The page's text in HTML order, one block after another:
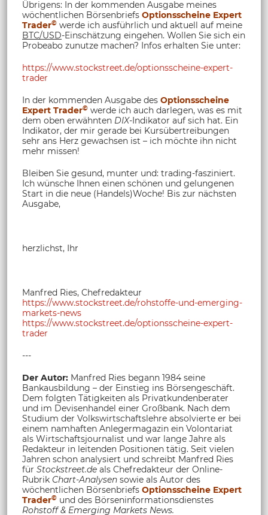
Übrigens: In der kommenden Ausgabe meines
wöchentlichen Börsenbriefs Optionsscheine Expert
Trader© werde ich ausführlich und aktuell auf meine
BTC/USD-Einschätzung eingehen. Wollen Sie sich ein
Probeabo zunutze machen? Infos erhalten Sie unter:
https://www.stockstreet.de/optionsscheine-expert-
trader
In der kommenden Ausgabe des Optionsscheine
Expert Trader© werde ich auch darlegen, was es mit
dem oben erwähnten DIX-Indikator auf sich hat. Ein
Indikator, der mir gerade bei Kursübertreibungen
sehr ans Herz gewachsen ist – ich möchte ihn nicht
mehr missen!
Bleiben Sie gesund, munter und: trading-fasziniert.
Ich wünsche Ihnen einen schönen und gelungenen
Start in die neue (Handels)Woche! Bis zur nächsten
Ausgabe,
herzlichst, Ihr
Manfred Ries, Chefredakteur
https://www.stockstreet.de/rohstoffe-und-emerging-
markets-news
https://www.stockstreet.de/optionsscheine-expert-
trader
---
Der Autor: Manfred Ries begann 1984 seine
Bankausbildung – der Einstieg ins Börsengeschäft.
Dem folgten Tätigkeiten als Privatkundenberater
und im Devisenhandel einer Großbank. Nach dem
Studium der Volkswirtschaftslehre absolvierte er bei
einem namhaften Anlegermagazin ein Volontariat
als Wirtschaftsjournalist und war lange Jahre als
Redakteur in leitenden Positionen tätig. Seit vielen
Jahren schon analysiert und schreibt Manfred Ries
für Stockstreet.de als Chefredakteur der Online-
Rubrik Chart-Analysen sowie als Autor des
wöchentlichen Börsenbriefs Optionsscheine Expert
Trader© und des Börseninformationsdienstes
Rohstoff & Emerging Markets News.